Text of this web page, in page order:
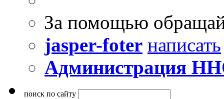
За помощью
jasper-foter написать
Администрация
поиск по сайту